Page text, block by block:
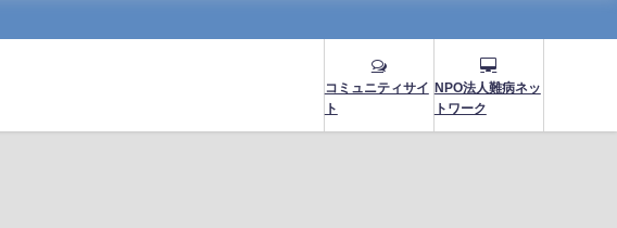
コミュニティサイ
ト
NPO法人難病ネッ
トワーク